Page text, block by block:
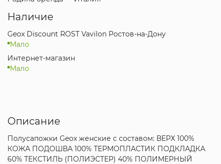
Наличие
Geox Discount ROST Vavilon Ростов-на-Дону
Мало
Интернет-магазин
Мало
Описание
Полусапожки Geox женские с составом: ВЕРХ 100%
КОЖА ПОДОШВА 100% ТЕРМОПЛАСТИК ПОДКЛАДКА
60% ТЕКСТИЛЬ (ПОЛИЭСТЕР) 40% ПОЛИМЕРНЫЙ